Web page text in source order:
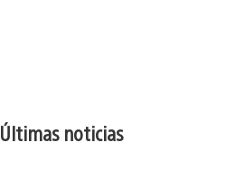
Últimas noticias